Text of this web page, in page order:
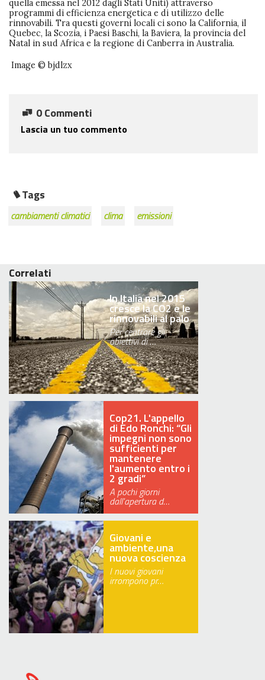
quella emessa nel 2012 dagli Stati Uniti) attraverso
programmi di efficienza energetica e di utilizzo delle
rinnovabili. Tra questi governi locali ci sono la California, il
Quebec, la Scozia, i Paesi Baschi, la Baviera, la provincia del
Natal in sud Africa e la regione di Canberra in Australia.
Image © bjdlzx
0 Commenti
Lascia un tuo commento
Tags
cambiamenti climatici clima emissioni
Correlati
In Italia nel 2015
cresce la CO2 e le
rinnovabili al palo
Per centrare gli
obiettivi di …
Cop21. L'appello
di Edo Ronchi: “Gli
impegni non sono
sufficienti per
mantenere
l'aumento entro i
2 gradi”
A pochi giorni
dall'apertura d…
Giovani e
ambiente,una
nuova coscienza
I nuovi giovani
irrompono pr…